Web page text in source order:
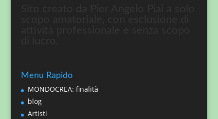
Menu Rapido
MONDOCREA: finalità
blog
Artisti